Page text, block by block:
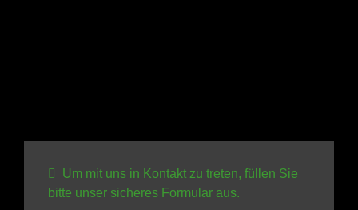
Um mit uns in Kontakt zu treten, füllen Sie
bitte unser sicheres Formular aus.